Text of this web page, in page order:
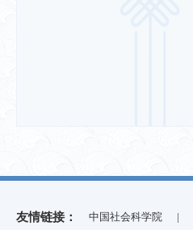
友情链接： 中国社会科学院 |